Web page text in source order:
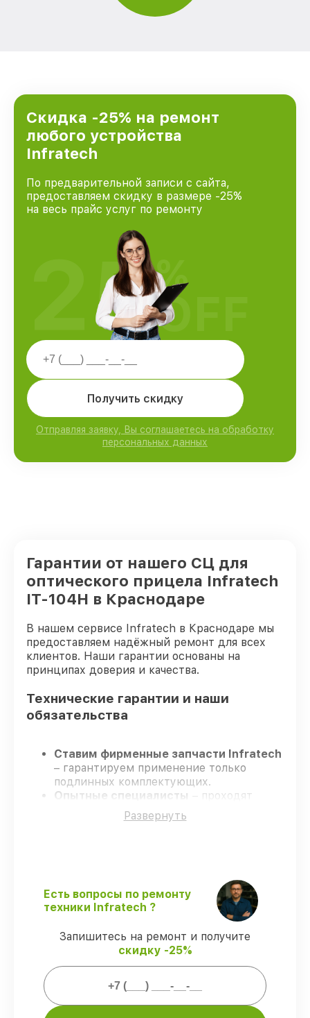
Скидка -25% на ремонт
любого устройства
Infratech
По предварительной записи с сайта,
предоставляем скидку в размере -25%
на весь прайс услуг по ремонту
Получить скидку
Отправляя заявку, Вы соглашаетесь на обработку
персональных данных
25%
OFF
Гарантии от нашего СЦ для
оптического прицела Infratech
IT-104H в Краснодаре
В нашем сервисе Infratech в Краснодаре мы
предоставляем надёжный ремонт для всех
клиентов. Наши гарантии основаны на
принципах доверия и качества.
Технические гарантии и наши
обязательства
Ставим фирменные запчасти Infratech
– гарантируем применение только
подлинных комплектующих.
Опытные специалисты
– проходят
строгий отбор, что гарантирует качество
выполняемых работ.
Гарантийное сопровождение – все
ремонтные услуги и комплектующие
защищены официальной гарантией
Infratech.
Мы гарантируем:
Развернуть
Есть вопросы по ремонту
техники Infratech ?
Запишитесь на ремонт и получите
скидку -25%